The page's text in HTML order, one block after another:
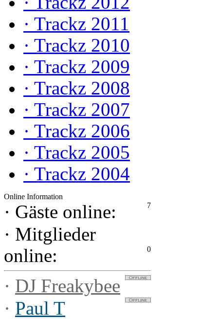
· Trackz 2011
· Trackz 2010
· Trackz 2009
· Trackz 2008
· Trackz 2007
· Trackz 2006
· Trackz 2005
· Trackz 2004
Online Information
· Gäste online: 7
· Mitglieder
online:
0
· DJ Freakybee
· Paul T